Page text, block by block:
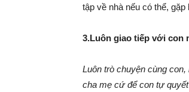
tập về nhà nếu có thể,
3.Luôn giao tiếp với con
Luôn trò chuyện cùng
cha mẹ cứ để con tự